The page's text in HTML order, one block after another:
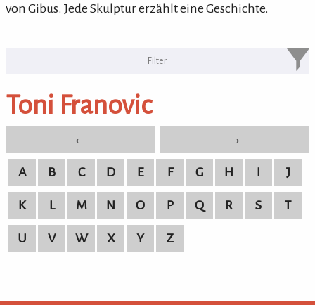
von Gibus. Jede Skulptur erzählt eine Geschichte.
KULTURpur Bildende Künstler von
Toni Franovic
bildende Künstler von A-Z
← →
A B C D E F G H I J
K L M N O P Q R S T
U V W X Y Z